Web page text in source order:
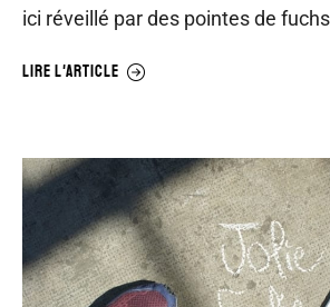
ici réveillé par des pointes de
LIRE L'ARTICLE